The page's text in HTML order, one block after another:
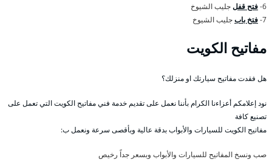
6- فتح قفلجليب الشيوخ
7- فتخ بابجليب الشيوخ
مفاتيح الكويت
هل فقدت مفاتيح سيارتك او منزلك؟
نود إعلامكم أعزاءنا الكرام بأننا نعمل على تقديم خدمة فني مفاتيح الكويت التي تعمل على
تصنيع كافة
مفاتيح الكويت للسيارات والأبواب بدقة عالية وبأقصى سرعة ونعمل ب:
صب ونسخ المفاتيح للسيارات والأبواب وبسعر جداً رخيص